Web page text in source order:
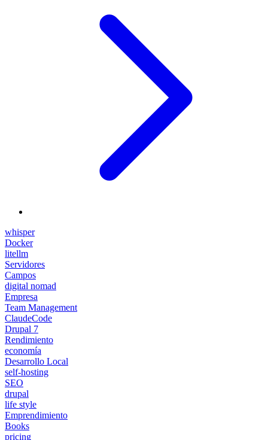
whisper
Docker
litellm
Servidores
Campos
digital nomad
Empresa
Team Management
ClaudeCode
Drupal 7
Rendimiento
economía
Desarrollo Local
self-hosting
SEO
drupal
life style
Emprendimiento
Books
pricing